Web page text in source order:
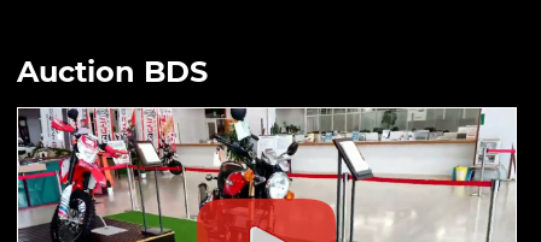
Auction BDS